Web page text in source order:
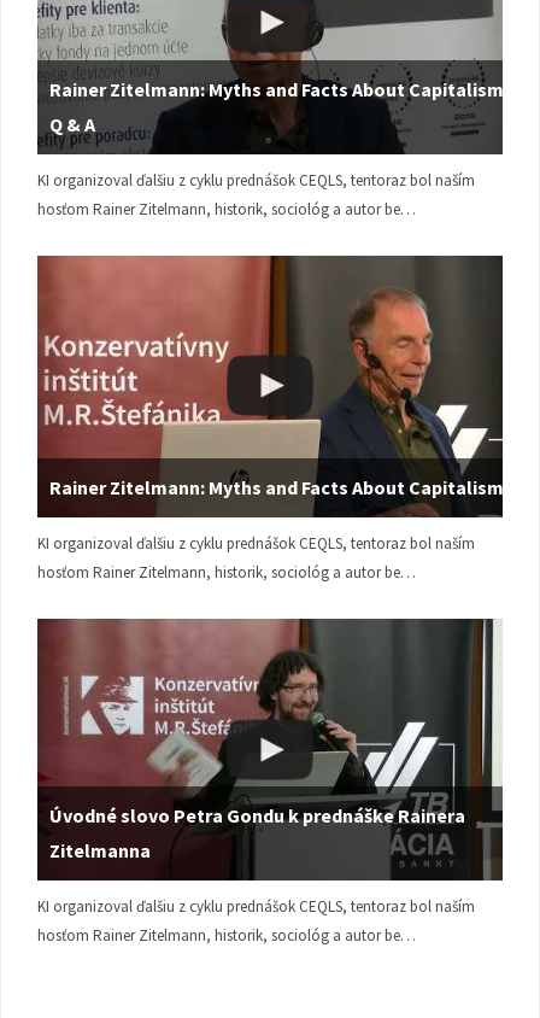
Rainer Zitelmann: Myths and Facts About Capitalism |
Q & A
KI organizoval ďalšiu z cyklu prednášok CEQLS, tentoraz bol naším
hosťom Rainer Zitelmann, historik, sociológ a autor be…
Rainer Zitelmann: Myths and Facts About Capitalism
KI organizoval ďalšiu z cyklu prednášok CEQLS, tentoraz bol naším
hosťom Rainer Zitelmann, historik, sociológ a autor be…
Úvodné slovo Petra Gondu k prednáške Rainera
Zitelmanna
KI organizoval ďalšiu z cyklu prednášok CEQLS, tentoraz bol naším
hosťom Rainer Zitelmann, historik, sociológ a autor be…